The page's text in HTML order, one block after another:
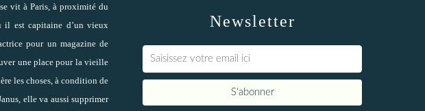
vit à Paris, à proximité du
il est capitaine d’un vieux
pour un magazine de
une place pour la vieille
les choses, à condition de
elle va aussi supprimer
Newsletter